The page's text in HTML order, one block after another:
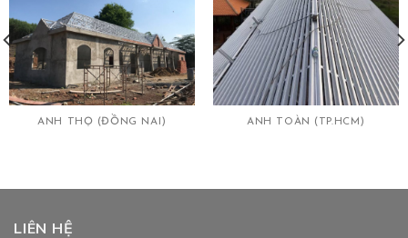
ANH THỌ (ĐỒNG NAI) ANH TOÀN (TP.HCM)
LIÊN HỆ